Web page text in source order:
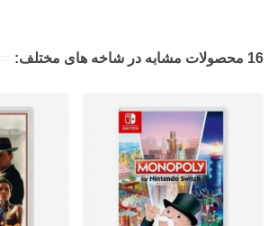
16 محصولات مشابه در شاخه های مختلف: